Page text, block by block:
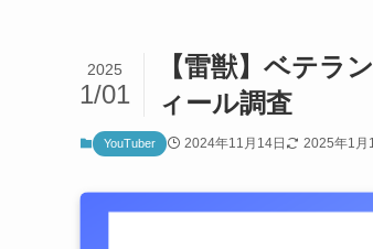
【雷獣】ベテラ
ィール調査
2025
1/01
YouTuber 2024年11月14日 2025年1月